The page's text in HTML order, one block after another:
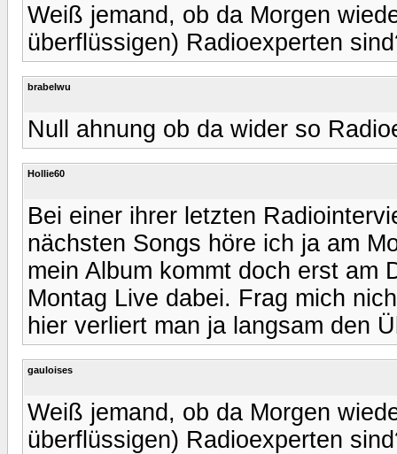
Weiß jemand, ob da Morgen
überflüssigen) Radioexperten
brabelwu
Null ahnung ob da wider so
Hollie60
Bei einer ihrer letzten
nächsten Songs höre ich ja am
mein Album kommt doch erst am
Montag Live dabei. Frag mich
hier verliert man ja langsam den
gauloises
Weiß jemand, ob da Morgen
überflüssigen) Radioexperten